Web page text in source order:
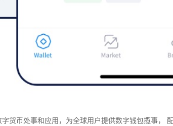
币处事和应用，为全球用户提供数字钱包揽事，